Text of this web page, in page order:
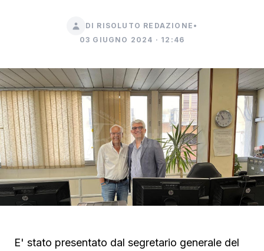
DI RISOLUTO REDAZIONE •
03 GIUGNO 2024 · 12:46
E' stato presentato dal segretario generale del